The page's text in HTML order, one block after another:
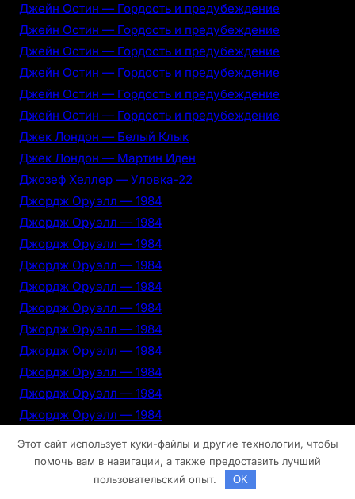
Джейн Остин — Гордость и предубеждение
Джейн Остин — Гордость и предубеждение
Джейн Остин — Гордость и предубеждение
Джейн Остин — Гордость и предубеждение
Джейн Остин — Гордость и предубеждение
Джейн Остин — Гордость и предубеждение
Джек Лондон — Белый Клык
Джек Лондон — Мартин Иден
Джозеф Хеллер — Уловка-22
Джордж Оруэлл — 1984
Джордж Оруэлл — 1984
Джордж Оруэлл — 1984
Джордж Оруэлл — 1984
Джордж Оруэлл — 1984
Джордж Оруэлл — 1984
Джордж Оруэлл — 1984
Джордж Оруэлл — 1984
Джордж Оруэлл — 1984
Джордж Оруэлл — 1984
Джордж Оруэлл — 1984
Донна Тартт — Щегол
Дубай
Этот сайт использует куки-файлы и другие технологии, чтобы
помочь вам в навигации, а также предоставить лучший
пользовательский опыт.
OK